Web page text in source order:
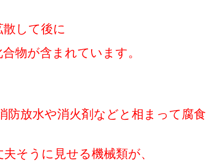
して後に
物が含まれています。
防放水や消火剤などと相まって腐食
そうに見せる機械類が、